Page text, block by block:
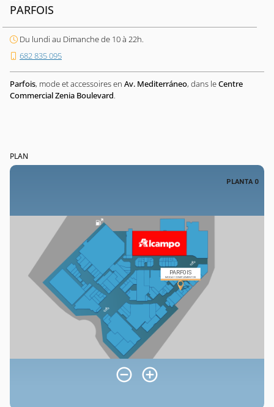
PARFOIS
Du lundi au Dimanche de 10 à 22h.
682 835 095
Parfois, mode et accessoires en Av. Mediterráneo, dans leCentre
Commercial Zenia Boulevard.
PLAN